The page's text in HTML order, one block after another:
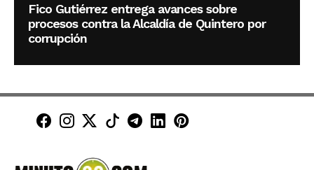
Fico Gutiérrez entrega avances sobre
procesos contra la Alcaldía de Quintero por
corrupción
Minuto30 en Facebook
Minuto30 en Instagram
Minuto30 en X (Twitter)
Minuto30 en TikTok
Canal de Minuto30 en
Minuto30 en LinkedIn
Minuto30 en